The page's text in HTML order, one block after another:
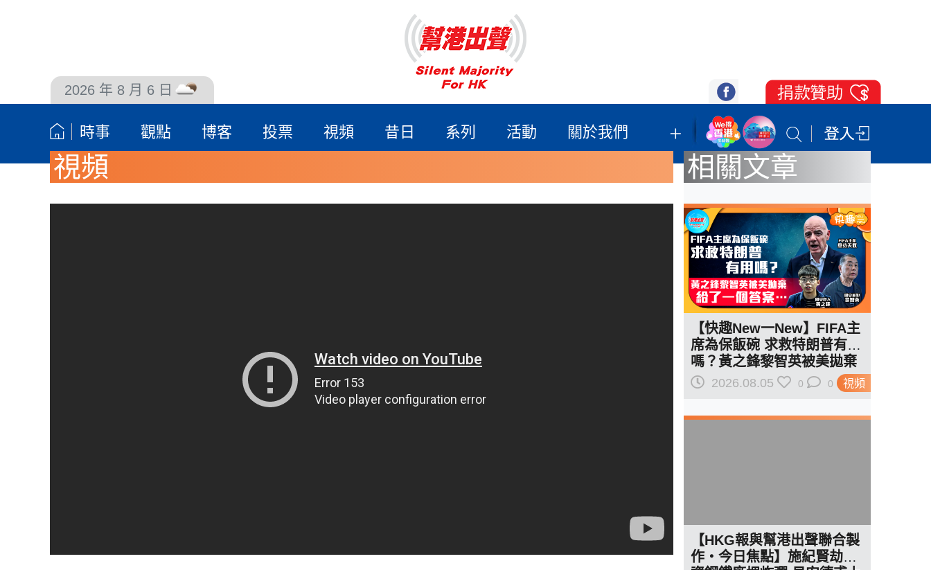
2026 年 8 月 6 日
時事 觀點 博客 投票 視頻 昔日 系列 活動 關於我們 我們的立場 登記支持 聯絡我們
視頻 相關文章
視頻
【快趣New一New】FIFA主
席為保飯碗 求救特朗普有用
嗎？黃之鋒黎智英被美拋棄
給了一個答案…
2026.08.05 0 0
【HKG報與幫港出聲聯合製
作‧今日焦點】施紀賢劫中